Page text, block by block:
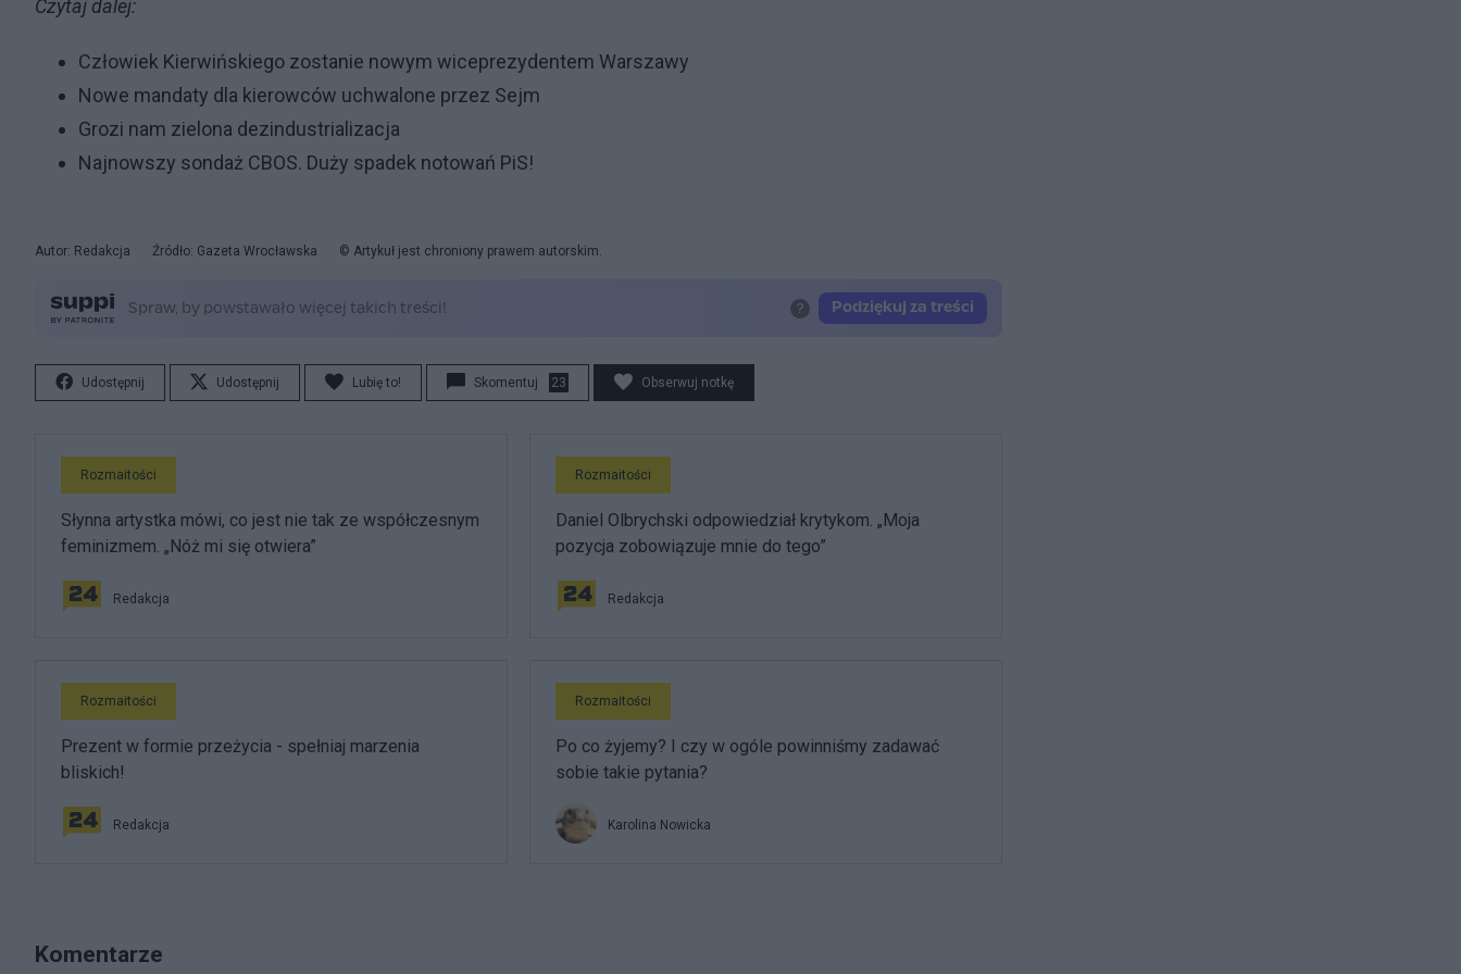
Czytaj dalej:
Człowiek Kierwińskiego zostanie nowym wiceprezydentem Warszawy
Nowe mandaty dla kierowców uchwalone przez Sejm
Grozi nam zielona dezindustrializacja
Najnowszy sondaż CBOS. Duży spadek notowań PiS!
Autor: Redakcja Źródło: Gazeta Wrocławska © Artykuł jest chroniony prawem autorskim.
Udostępnij Udostępnij Lubię to! Skomentuj 23 Obserwuj notkę
Rozmaitości
Słynna artystka mówi, co jest nie tak ze współczesnym
feminizmem. „Nóż mi się otwiera”
Redakcja
Rozmaitości
Daniel Olbrychski odpowiedział krytykom. „Moja
pozycja zobowiązuje mnie do tego”
Redakcja
Rozmaitości
Prezent w formie przeżycia - spełniaj marzenia
bliskich!
Redakcja
Rozmaitości
Po co żyjemy? I czy w ogóle powinniśmy zadawać
sobie takie pytania?
Karolina Nowicka
Komentarze